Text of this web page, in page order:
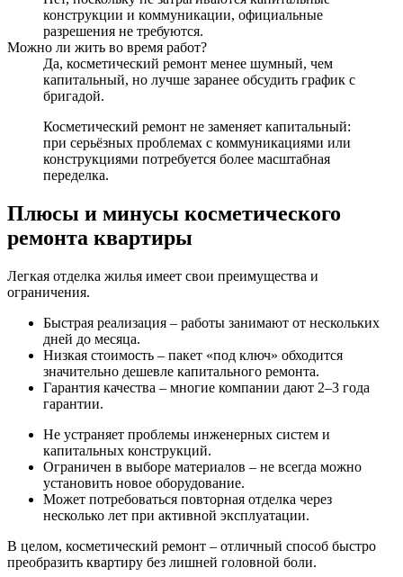
конструкции и коммуникации, официальные
разрешения не требуются.
Можно ли жить во время работ?
Да, косметический ремонт менее шумный, чем
капитальный, но лучше заранее обсудить график с
бригадой.
Косметический ремонт не заменяет капитальный:
при серьёзных проблемах с коммуникациями или
конструкциями потребуется более масштабная
переделка.
Плюсы и минусы косметического
ремонта квартиры
Легкая отделка жилья имеет свои преимущества и
ограничения.
Быстрая реализация – работы занимают от нескольких
дней до месяца.
Низкая стоимость – пакет «под ключ» обходится
значительно дешевле капитального ремонта.
Гарантия качества – многие компании дают 2–3 года
гарантии.
Не устраняет проблемы инженерных систем и
капитальных конструкций.
Ограничен в выборе материалов – не всегда можно
установить новое оборудование.
Может потребоваться повторная отделка через
несколько лет при активной эксплуатации.
В целом, косметический ремонт – отличный способ быстро
преобразить квартиру без лишней головной боли.